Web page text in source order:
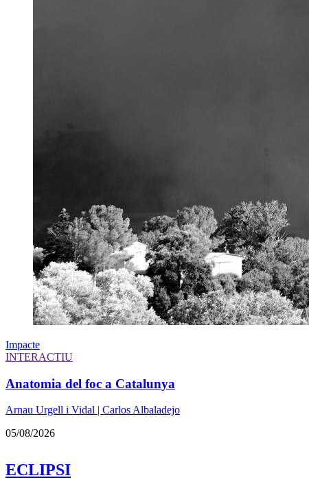
Impacte
INTERACTIU
Anatomia del foc a Catalunya
Arnau Urgell i Vidal | Carlos Albaladejo
05/08/2026
ECLIPSI